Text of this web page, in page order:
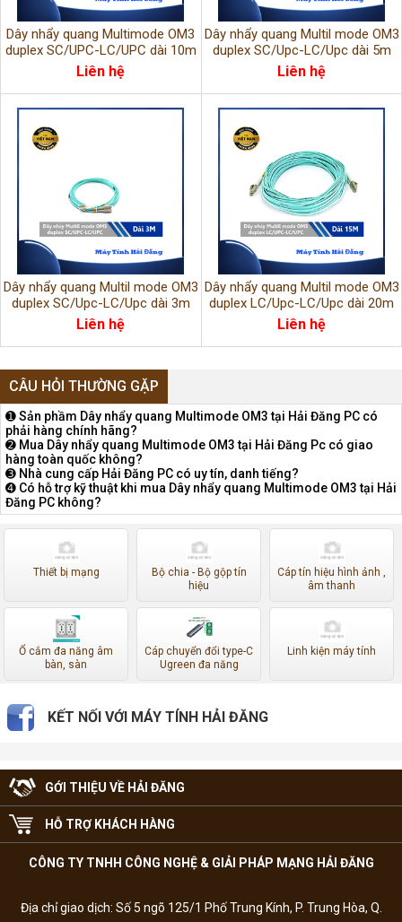
Dây nhẩy quang Multimode OM3
duplex SC/UPC-LC/UPC dài 10m
LSHZ
Liên hệ
Dây nhẩy quang Multil mode OM3
duplex SC/Upc-LC/Upc dài 5m
LSHZ
Liên hệ
Dây nhẩy quang Multil mode OM3
duplex SC/Upc-LC/Upc dài 3m
LSHZ
Liên hệ
Dây nhẩy quang Multil mode OM3
duplex LC/Upc-LC/Upc dài 20m
LSHZ
Liên hệ
CÂU HỎI THƯỜNG GẶP
➊ Sản phầm Dây nhẩy quang Multimode OM3 tại Hải Đăng PC có
phải hàng chính hãng?
➋ Mua Dây nhẩy quang Multimode OM3 tại Hải Đăng Pc có giao
hàng toàn quốc không?
➌ Nhà cung cấp Hải Đăng PC có uy tín, danh tiếng?
➍ Có hỗ trợ kỹ thuật khi mua Dây nhẩy quang Multimode OM3 tại Hải
Đăng PC không?
Thiết bị mạng
Bộ chia - Bộ gộp tín
hiệu
Cáp tín hiệu hình ảnh ,
âm thanh
Ổ cắm đa năng âm
bàn, sàn
Cáp chuyển đổi type-C
Ugreen đa năng
Linh kiện máy tính
KẾT NỐI VỚI MÁY TÍNH HẢI ĐĂNG
GỚI THIỆU VỀ HẢI ĐĂNG
HỖ TRỢ KHÁCH HÀNG
CÔNG TY TNHH CÔNG NGHỆ & GIẢI PHÁP MẠNG HẢI ĐĂNG
Địa chỉ giao dịch: Số 5 ngõ 125/1 Phố Trung Kính, P. Trung Hòa, Q.